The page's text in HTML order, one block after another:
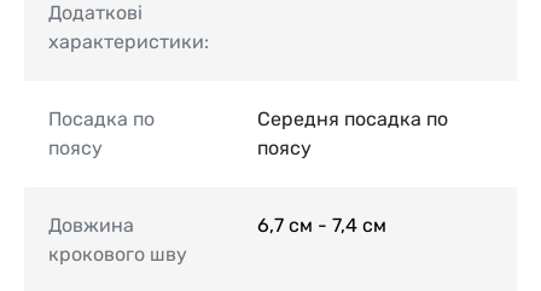
Додаткові
характеристики:
Посадка по
поясу
Середня посадка по
поясу
Довжина
крокового шву
6,7 см - 7,4 см